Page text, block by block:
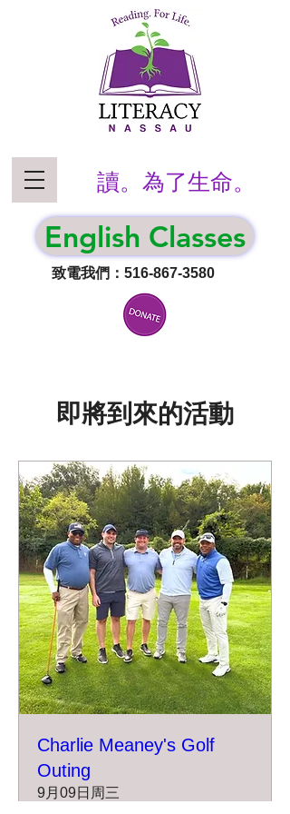
致電我們：516-867-3580
讀。為了生命。
English Classes
即將到來的活動
Charlie Meaney's Golf
Outing
9月09日周三